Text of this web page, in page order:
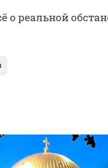
о реальной